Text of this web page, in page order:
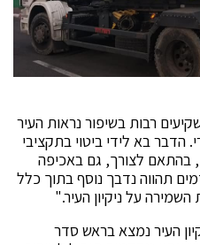
רבות בשיפור נראות העיר
הדבר בא לידי ביטוי בתקציבי
בהתאם לצורך, גם באכיפה
תהווה נדבך נוסף בתוך כלל
על ניקיון העיר."
העיר נמצא בראש סדר